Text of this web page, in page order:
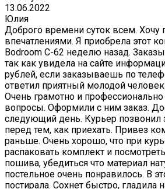
13.06.2022
Юлия
Доброго времени суток всем. Хочу
впечатлениями. Я приобрела этот
Bodroom C-62 неделю назад.
так как увидела на сайте
рублей, если заказываешь по
ответил приятный молодой
Очень грамотно и
вопросы. Оформили с ним заказ.
следующий день. Курьер позвонил
перед тем, как приехать. Привез
раньше. Очень хорошо, что при
распаковать комплект и
пошива, убедиться что материал
постельное очень понравилось. В
постирала. Сохнет быстро, гладила